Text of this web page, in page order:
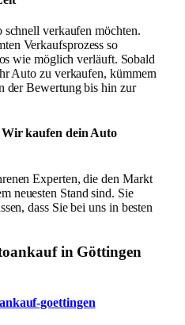
verkaufen möchten.
Verkaufsprozess so
wie möglich verläuft. Sobald
Auto zu verkaufen, kümmern
der Bewertung bis hin zur
Wir kaufen dein Auto
Experten, die den Markt
neuesten Stand sind. Sie
dass Sie bei uns in besten
in Göttingen
goettingen